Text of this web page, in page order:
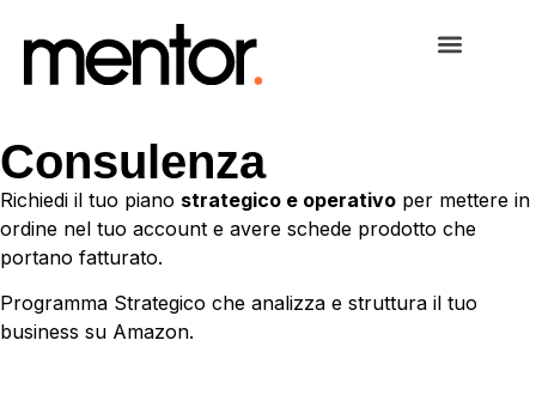
Consulenza
Richiedi il tuo piano strategico e operativo per mettere in
ordine nel tuo account e avere schede prodotto che
portano fatturato.
Programma Strategico che analizza e struttura il tuo
business su Amazon.